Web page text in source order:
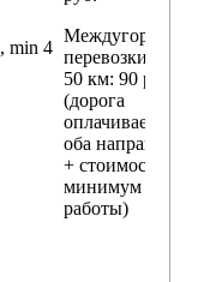
min 4
Междугородние
перевозки
50 км: 90 руб./км
(дорога
оплачивается в
оба направления
+ стоимость
минимум 4
работы)